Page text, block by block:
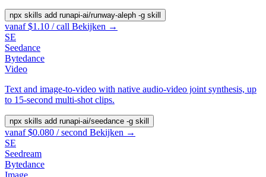
npx skills add runapi-ai/runway-aleph -g skill
vanaf $1.10 / call Bekijken →
SE
Seedance
Bytedance
Video
Text and image-to-video with native audio-video joint synthesis, up
to 15-second multi-shot clips.
npx skills add runapi-ai/seedance -g skill
vanaf $0.080 / second Bekijken →
SE
Seedream
Bytedance
Image